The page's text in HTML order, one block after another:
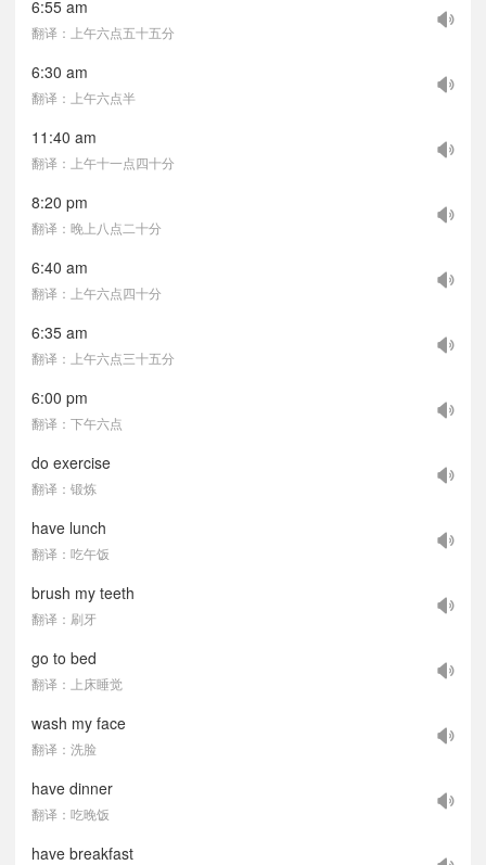
6:55 am
翻译：上午六点五十五分
6:30 am
翻译：上午六点半
11:40 am
翻译：上午十一点四十分
8:20 pm
翻译：晚上八点二十分
6:40 am
翻译：上午六点四十分
6:35 am
翻译：上午六点三十五分
6:00 pm
翻译：下午六点
do exercise
翻译：锻炼
have lunch
翻译：吃午饭
brush my teeth
翻译：刷牙
go to bed
翻译：上床睡觉
wash my face
翻译：洗脸
have dinner
翻译：吃晚饭
have breakfast